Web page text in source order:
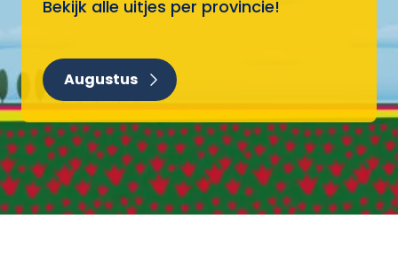
Bekijk alle uitjes per provincie!
Augustus